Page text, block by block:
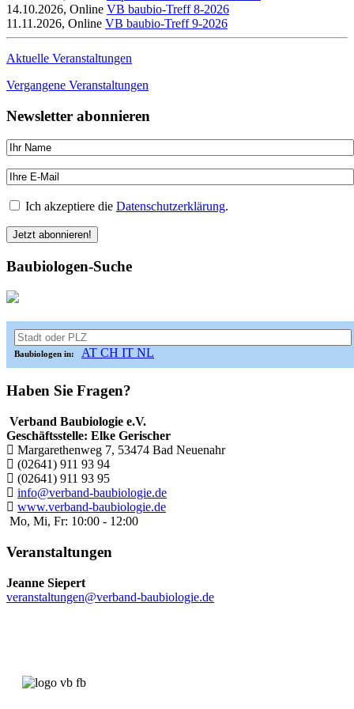
14.10.2026, Online VB baubio-Treff 8-2026
11.11.2026, Online VB baubio-Treff 9-2026
Aktuelle Veranstaltungen
Vergangene Veranstaltungen
Newsletter abonnieren
Ich akzeptiere die Datenschutzerklärung.
Baubiologen-Suche
Baubiologen in: AT CH IT NL
Haben Sie Fragen?
Verband Baubiologie e.V.
Geschäftsstelle: Elke Gerischer
Margarethenweg 7, 53474 Bad Neuenahr
(02641) 911 93 94
(02641) 911 93 95
info@verband-baubiologie.de
www.verband-baubiologie.de
Mo, Mi, Fr: 10:00 - 12:00
Veranstaltungen
Jeanne Siepert
veranstaltungen@verband-baubiologie.de